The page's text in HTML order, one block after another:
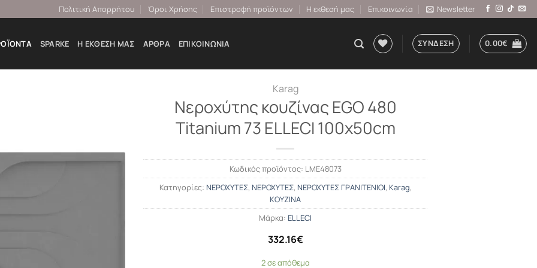
Πολιτική Απορρήτου Όροι Χρήσης Επιστροφή προϊόντων Η εκθεσή μας Επικοινωνία Newsletter
SPARKE Η ΕΚΘΕΣΉ ΜΑΣ ΆΡΘΡΑ ΕΠΙΚΟΙΝΩΝΊΑ ΣΎΝΔΕΣΗ 0.00€
Karag
Νεροχύτης κουζίνας EGO 480
Titanium 73 ELLECI 100x50cm
Κωδικός προϊόντος: LME48073
Κατηγορίες: ΝΕΡΟΧΥΤΕΣ, ΝΕΡΟΧΥΤΕΣ, ΝΕΡΟΧΥΤΕΣ ΓΡΑΝΙΤΕΝΙΟΙ, Karag,
ΚΟΥΖΙΝΑ
Μάρκα: ELLECI
332.16€
2 σε απόθεμα